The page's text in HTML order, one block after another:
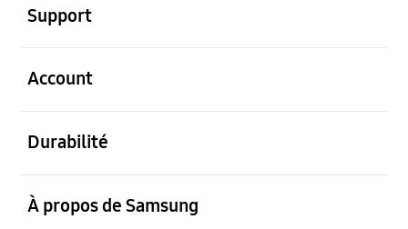
Support
Account
Durabilité
À propos de Samsung